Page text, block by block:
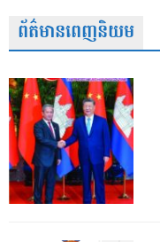
ព័ត៌មានពេញនិយម